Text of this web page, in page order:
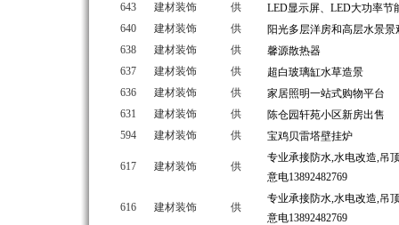
643
建材装饰 供
LED显示屏、LED大功率节
640
建材装饰 供
阳光多层洋房和高层水景
638
建材装饰 供
馨源散热器
637
建材装饰 供
超白玻璃缸水草造景
636
建材装饰 供
家居照明一站式购物平台
631
建材装饰 供
陈仓园轩苑小区新房出售
594
建材装饰 供 宝鸡贝雷塔壁挂炉
617 建材装饰 供
专业承接防水,水电改造,吊
意电13892482769
616 建材装饰 供
专业承接防水,水电改造,吊
意电13892482769